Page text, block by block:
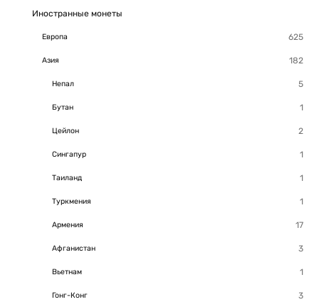
Иностранные монеты
Европа
Азия
Непал
Бутан
Цейлон
Сингапур
Таиланд
Туркмения
Армения
Афганистан
Вьетнам
Гонг-Конг